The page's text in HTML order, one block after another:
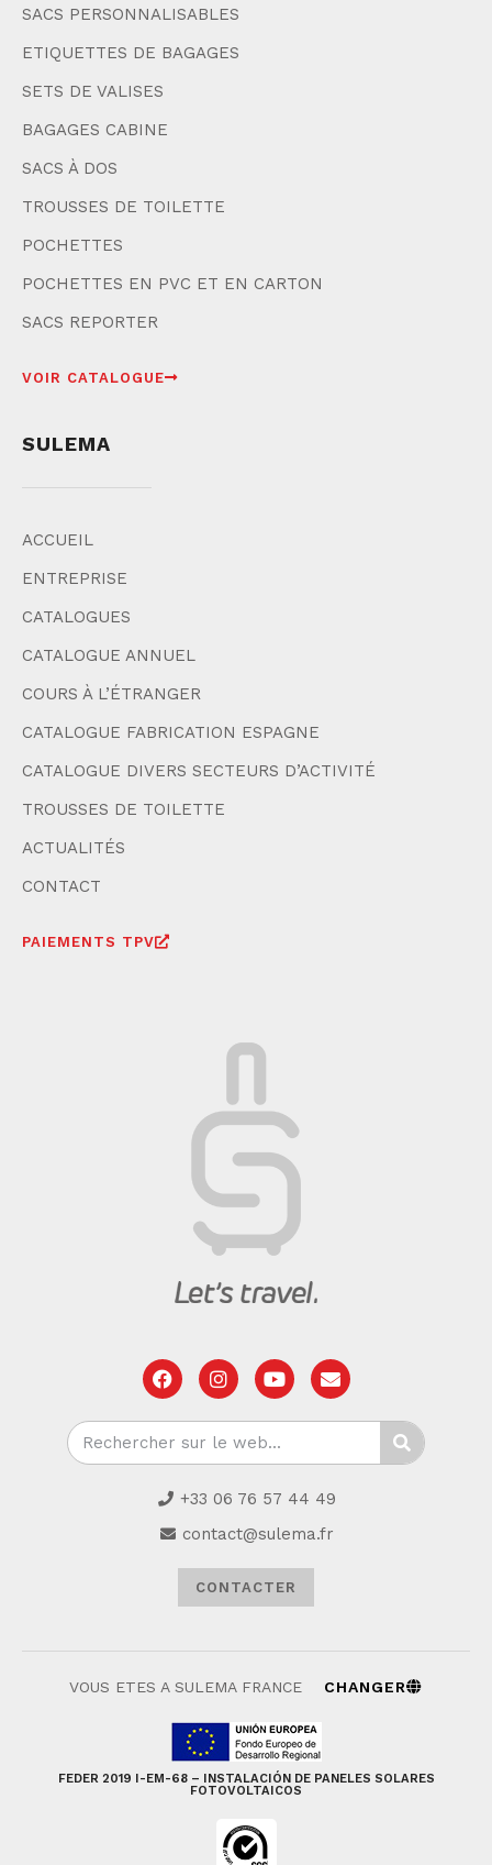
SACS PERSONNALISABLES
ETIQUETTES DE BAGAGES
SETS DE VALISES
BAGAGES CABINE
SACS À DOS
TROUSSES DE TOILETTE
POCHETTES
POCHETTES EN PVC ET EN CARTON
SACS REPORTER
VOIR CATALOGUE
SULEMA
ACCUEIL
ENTREPRISE
CATALOGUES
CATALOGUE ANNUEL
COURS À L’ÉTRANGER
CATALOGUE FABRICATION ESPAGNE
CATALOGUE DIVERS SECTEURS D’ACTIVITÉ
TROUSSES DE TOILETTE
ACTUALITÉS
CONTACT
PAIEMENTS TPV
+33 06 76 57 44 49
contact@sulema.fr
CONTACTER
VOUS ETES A SULEMA FRANCE CHANGER
FEDER 2019 I-EM-68 – INSTALACIÓN DE PANELES SOLARES
FOTOVOLTAICOS